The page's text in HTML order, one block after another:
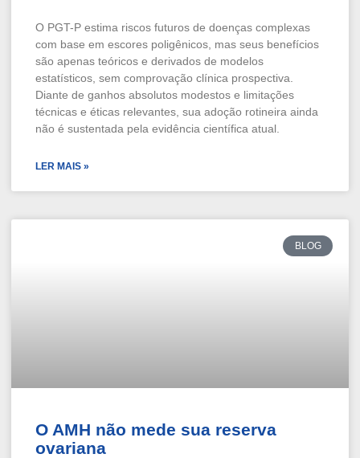
O PGT-P estima riscos futuros de doenças complexas
com base em escores poligênicos, mas seus benefícios
são apenas teóricos e derivados de modelos
estatísticos, sem comprovação clínica prospectiva.
Diante de ganhos absolutos modestos e limitações
técnicas e éticas relevantes, sua adoção rotineira ainda
não é sustentada pela evidência científica atual.
LER MAIS »
BLOG
O AMH não mede sua reserva
ovariana